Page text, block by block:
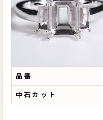
品番
中石カット